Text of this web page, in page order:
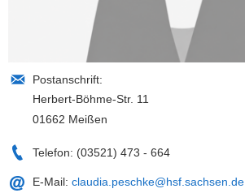
Postanschrift:
Herbert-Böhme-Str. 11
01662 Meißen
Telefon: (03521) 473 - 664
E-Mail: claudia.peschke@hsf.sachsen.de